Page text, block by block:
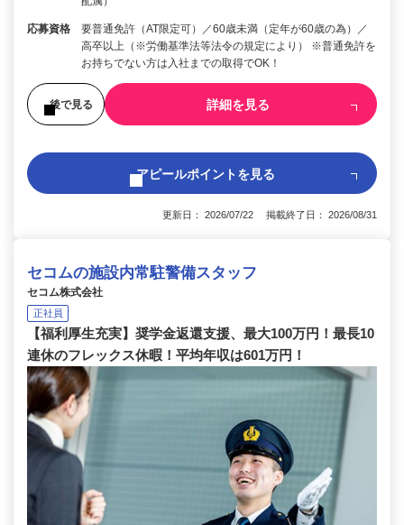
応募資格
要普通免許（AT限定可）／60歳未満（定年が60歳の為）／
高卒以上（※労働基準法等法令の規定により） ※普通免許を
お持ちでない方は入社までの取得でOK！
後で見る 詳細を見る
アピールポイントを見る
更新日： 2026/07/22 掲載終了日： 2026/08/31
セコムの施設内常駐警備スタッフ
セコム株式会社
正社員
【福利厚生充実】奨学金返還支援、最大100万円！最長10
連休のフレックス休暇！平均年収は601万円！